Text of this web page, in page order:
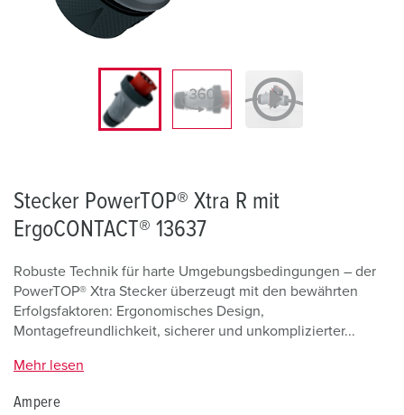
Stecker PowerTOP® Xtra R mit
ErgoCONTACT® 13637
Robuste Technik für harte Umgebungsbedingungen – der
PowerTOP® Xtra Stecker überzeugt mit den bewährten
Erfolgsfaktoren: Ergonomisches Design,
Montagefreundlichkeit, sicherer und unkomplizierter...
Mehr lesen
Ampere